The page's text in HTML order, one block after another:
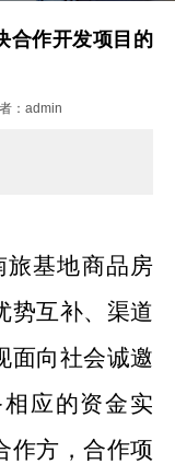
合作开发项目的
：admin
旅基地商品房
势互补、渠道
面向社会诚邀
相应的资金实
方， 合作项